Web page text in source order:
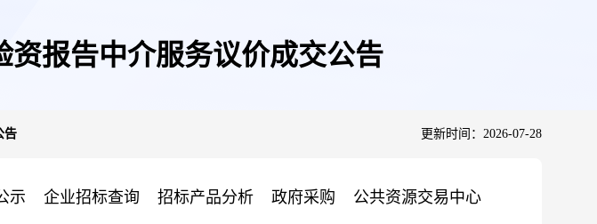
报告中介服务议价成交公告
告 更新时间：2026-07-28
示 企业招标查询 招标产品分析 政府采购 公共资源交易中心